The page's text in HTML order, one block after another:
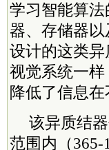
学习智能算
器、存储器
设计的这类
视觉系统一
降低了信息
该异质结
范围内（365-